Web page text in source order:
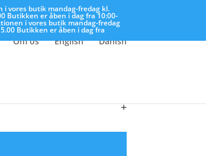
i vores butik mandag-fredag kl.
Butikken er åben i dag fra 10:00-
i vores butik mandag-fredag
Butikken er åben i dag fra
Om os English Danish
+